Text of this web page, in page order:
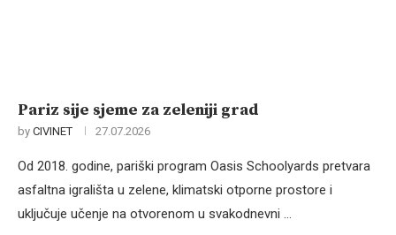
Pariz sije sjeme za zeleniji grad
by CIVINET 27.07.2026
Od 2018. godine, pariški program Oasis Schoolyards pretvara
asfaltna igrališta u zelene, klimatski otporne prostore i
uključuje učenje na otvorenom u svakodnevni …